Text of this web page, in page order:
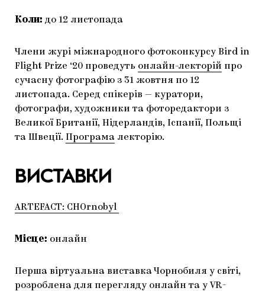
Коли: до 12 листопада
Члени журі міжнародного фотоконкурсу Bird in
Flight Prize ‘20 проведуть онлайн-лекторій про
сучасну фотографію з 31 жовтня по 12
листопада. Серед спікерів — куратори,
фотографи, художники та фоторедактори з
Великої Британії, Нідерландів, Іспанії, Польщі
та Швеції. Програма лекторію.
ВИСТАВКИ
ARTEFACT: CHOrnobyl
Місце: онлайн
Перша віртуальна виставка Чорнобиля у світі,
розроблена для перегляду онлайн та у VR-